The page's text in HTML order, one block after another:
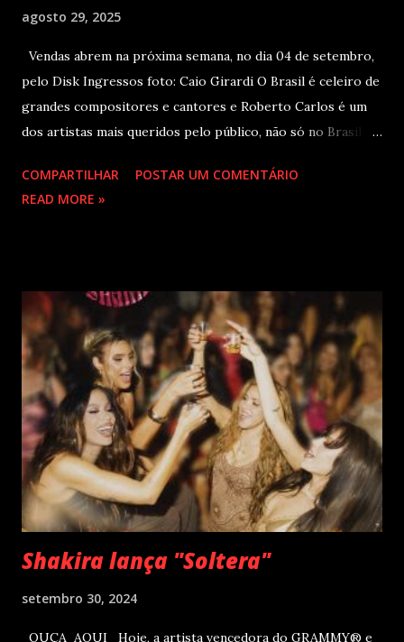
agosto 29, 2025
Vendas abrem na próxima semana, no dia 04 de setembro,
pelo Disk Ingressos foto: Caio Girardi O Brasil é celeiro de
grandes compositores e cantores e Roberto Carlos é um
dos artistas mais queridos pelo público, não só no Brasil
lançados em seu país tem sua carreira pautada em
lançamentos simultâneos em português e espanhol desde a
feira), quando Roberto Carlos se apresentará em Curitiba
– PR , na Teatro Positivo (Rua Prof. Pedro Viriato Parigot
de Souza, 5300 - Campo Comprido, Curitiba - PR). Abertura
das vendas on-line e físicas no dia 04 de setembro ao meio
dia. A produção e realização são da Cult! Produções, RW7
Production& Entertainment e RC Produções. Roberto
Carlos começou o ano de 2025 se apresentando n...
COMPARTILHAR
POSTAR UM COMENTÁRIO
READ MORE »
Shakira lança "Soltera"
setembro 30, 2024
OUÇA AQUI Hoje, a artista vencedora do GRAMMY® e